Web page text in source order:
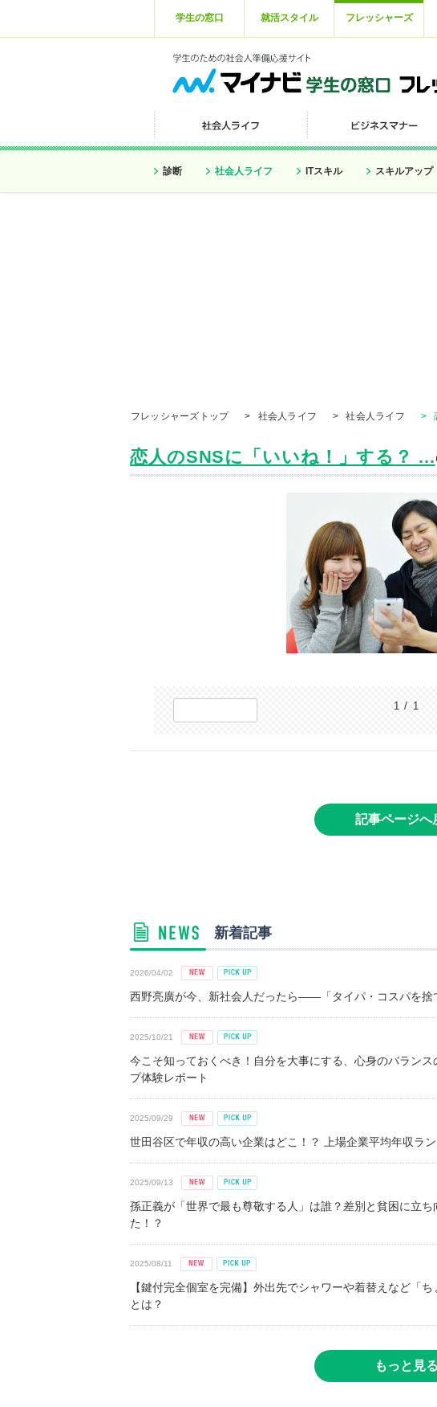
学生の窓口 就活スタイル フレッシャーズ
診断 社会人ライフ ITスキル スキルアップ
フレッシャーズトップ > 社会人ライフ > 社会人ライフ >
恋人のSNSに「いいね！」する？ ...
1 / 1
記事ページへ
新着記事
2026/04/02
西野亮廣が今、新社会人だったら――「タイパ・コスパを捨
2025/10/21
今こそ知っておくべき！自分を大事にする、心身のバラン
プ体験レポート
2025/09/29
世田谷区で年収の高い企業はどこ！？ 上場企業平均年収ラ
2025/09/13
孫正義が「世界で最も尊敬する人」は誰？差別と貧困に立
た！？
2025/08/11
【鍵付完全個室を完備】外出先でシャワーや着替えなど「
とは？
もっと見る